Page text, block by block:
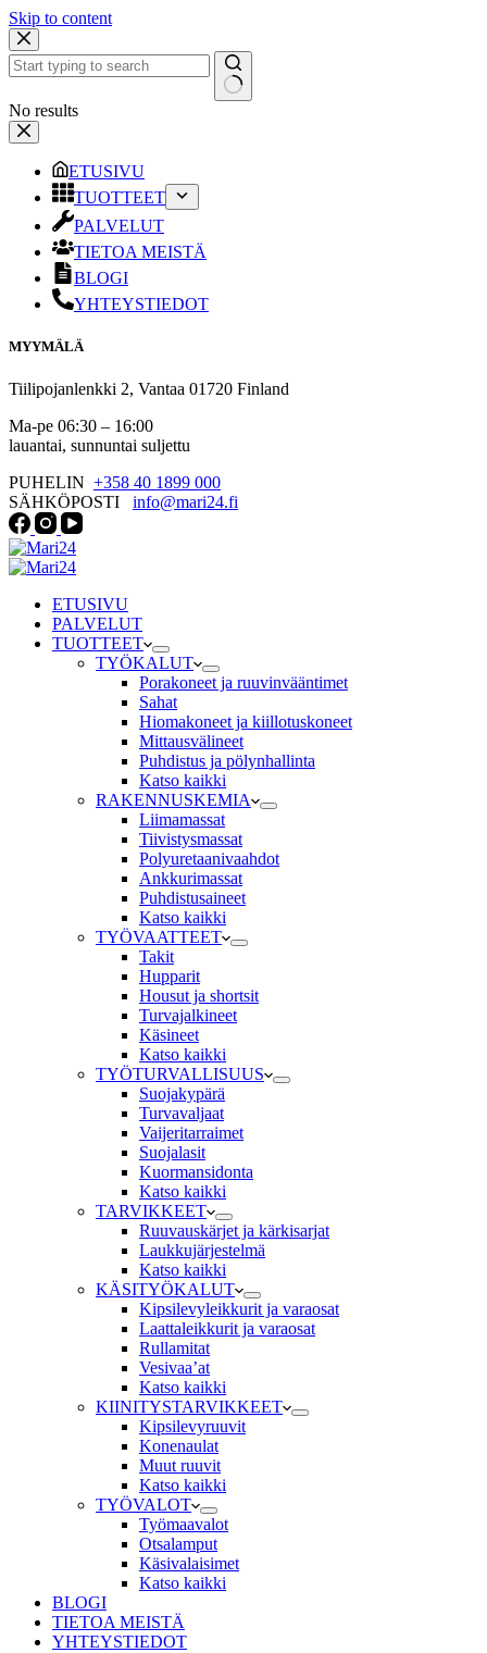
Skip to content
No results
ETUSIVU
TUOTTEET
PALVELUT
TIETOA MEISTÄ
BLOGI
YHTEYSTIEDOT
MYYMÄLÄ
Tiilipojanlenkki 2, Vantaa 01720 Finland
Ma-pe 06:30 – 16:00
lauantai, sunnuntai suljettu
PUHELIN +358 40 1899 000
SÄHKÖPOSTI info@mari24.fi
ETUSIVU
PALVELUT
TUOTTEET
TYÖKALUT
Porakoneet ja ruuvinvääntimet
Sahat
Hiomakoneet ja kiillotuskoneet
Mittausvälineet
Puhdistus ja pölynhallinta
Katso kaikki
RAKENNUSKEMIA
Liimamassat
Tiivistysmassat
Polyuretaanivaahdot
Ankkurimassat
Puhdistusaineet
Katso kaikki
TYÖVAATTEET
Takit
Hupparit
Housut ja shortsit
Turvajalkineet
Käsineet
Katso kaikki
TYÖTURVALLISUUS
Suojakypärä
Turvavaljaat
Vaijeritarraimet
Suojalasit
Kuormansidonta
Katso kaikki
TARVIKKEET
Ruuvauskärjet ja kärkisarjat
Laukkujärjestelmä
Katso kaikki
KÄSITYÖKALUT
Kipsilevyleikkurit ja varaosat
Laattaleikkurit ja varaosat
Rullamitat
Vesivaa’at
Katso kaikki
KIINITYSTARVIKKEET
Kipsilevyruuvit
Konenaulat
Muut ruuvit
Katso kaikki
TYÖVALOT
Työmaavalot
Otsalamput
Käsivalaisimet
Katso kaikki
BLOGI
TIETOA MEISTÄ
YHTEYSTIEDOT